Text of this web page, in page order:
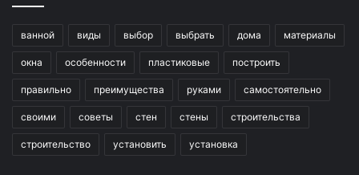
ванной виды выбор выбрать дома материалы
окна особенности пластиковые построить
правильно преимущества руками самостоятельно
своими советы стен стены строительства
строительство установить установка